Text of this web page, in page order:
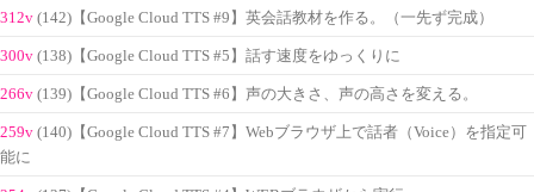
312v (142)【Google Cloud TTS #9】英会話教材を作る。（一先ず完成）
300v (138)【Google Cloud TTS #5】話す速度をゆっくりに
266v (139)【Google Cloud TTS #6】声の大きさ、声の高さを変える。
259v (140)【Google Cloud TTS #7】Webブラウザ上で話者（Voice）を指定可
能に